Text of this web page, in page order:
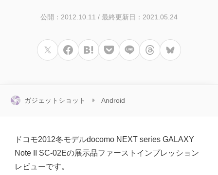
公開：2012.10.11 / 最終更新日：2021.05.24
ガジェットショット Android
ドコモ2012冬モデルdocomo NEXT series GALAXY
Note II SC-02Eの展示品ファーストインプレッション
レビューです。